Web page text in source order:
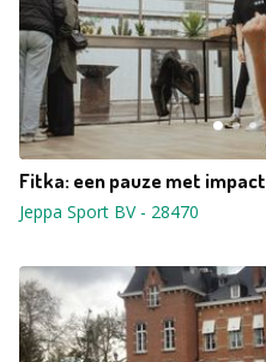
Fitka: een pauze met impact
Jeppa Sport BV- 28470